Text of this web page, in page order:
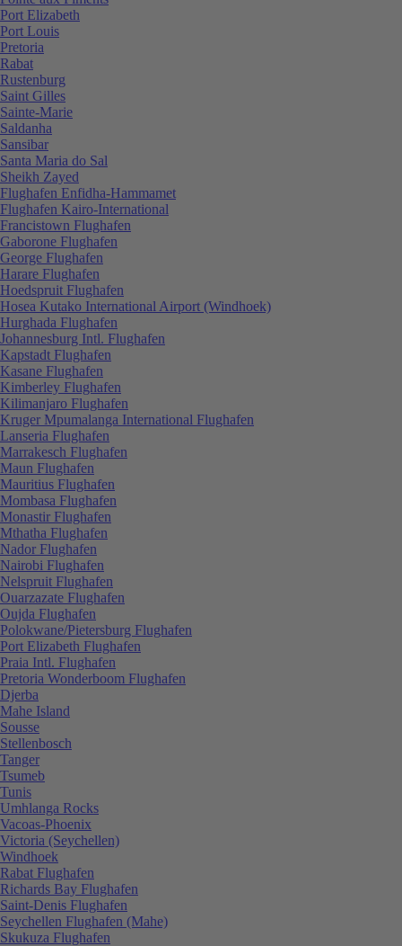
Port Elizabeth
Port Louis
Pretoria
Rabat
Rustenburg
Saint Gilles
Sainte-Marie
Saldanha
Sansibar
Santa Maria do Sal
Sheikh Zayed
Flughafen Enfidha-Hammamet
Flughafen Kairo-International
Francistown Flughafen
Gaborone Flughafen
George Flughafen
Harare Flughafen
Hoedspruit Flughafen
Hosea Kutako International Airport (Windhoek)
Hurghada Flughafen
Johannesburg Intl. Flughafen
Kapstadt Flughafen
Kasane Flughafen
Kimberley Flughafen
Kilimanjaro Flughafen
Kruger Mpumalanga International Flughafen
Lanseria Flughafen
Marrakesch Flughafen
Maun Flughafen
Mauritius Flughafen
Mombasa Flughafen
Monastir Flughafen
Mthatha Flughafen
Nador Flughafen
Nairobi Flughafen
Nelspruit Flughafen
Ouarzazate Flughafen
Oujda Flughafen
Polokwane/Pietersburg Flughafen
Port Elizabeth Flughafen
Praia Intl. Flughafen
Pretoria Wonderboom Flughafen
Djerba
Mahe Island
Sousse
Stellenbosch
Tanger
Tsumeb
Tunis
Umhlanga Rocks
Vacoas-Phoenix
Victoria (Seychellen)
Windhoek
Rabat Flughafen
Richards Bay Flughafen
Saint-Denis Flughafen
Seychellen Flughafen (Mahe)
Skukuza Flughafen